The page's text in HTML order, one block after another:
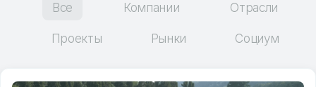
Все Компании Отрасли
Проекты Рынки Социум